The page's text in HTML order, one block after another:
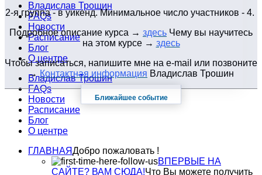
2-я группа - в уикенд. Минимальное число участников - 4.
Подробное описание курса → здесь Чему вы научитесь
на этом курсе → здесь
Чтобы записаться, напишите мне на e-mail или позвоните
→ Контактная информация Владислав Трошин
Ближайшее событие
Владислав Трошин
FAQs
Новости
Расписание
Блог
О центре
Владислав Трошин
FAQs
Новости
Расписание
Блог
О центре
ГЛАВНАЯДобро пожаловать !
ВПЕРВЫЕ НА
САЙТЕ? ВАМ СЮДА!Что Вы можете получить